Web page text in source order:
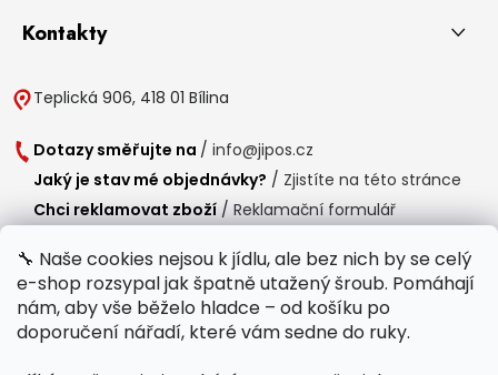
🔧 Naše cookies nejsou k jídlu, ale bez nich by se celý
e-shop rozsypal jak špatně utažený šroub. Pomáhají
nám, aby vše běželo hladce – od košíku po
doporučení nářadí, které vám sedne do ruky.
Kontakty
Teplická 906, 418 01 Bílina
Dotazy směřujte na / info@jipos.cz
Jaký je stav mé objednávky? / Zjistíte na této stránce
Chci reklamovat zboží / Reklamační formulář
Provozní doba
Po-Čt / 8:00 - 15:00